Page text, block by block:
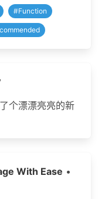
#Function
个漂漂亮亮的新
With Ease •